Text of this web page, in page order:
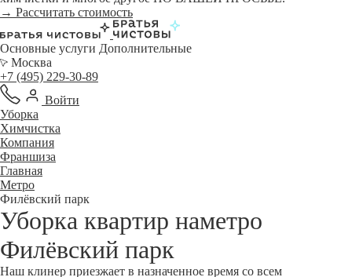
→ Рассчитать стоимость
Основные услуги Дополнительные
Москва
+7 (495) 229-30-89
Войти
Уборка
Химчистка
Компания
Франшиза
Главная
Метро
Филёвский парк
Уборка квартир наметро
Филёвский парк
Наш клинер приезжает в назначенное время со всем